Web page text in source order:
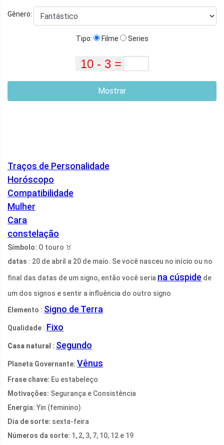
Gênero:
Tipo: Filme Series
Mostrar
Traços de Personalidade
Horóscopo
Compatibilidade
Mulher
Cara
constelação
Símbolo: O touro ♉
datas : 20 de abril a 20 de maio. Se você nasceu no início ou no
final das datas de um signo, então você seria na cúspide de
um dos signos e sentir a influência do outro signo
Elemento : Signo de Terra
Qualidade : Fixo
Casa natural : Segundo
Planeta Governante: Vênus
Frase chave: Eu estabeleço
Motivações: Segurança e Consistência
Energia: Yin (feminino)
Dia de sorte: sexta-feira
Números da sorte: 1, 2, 3, 7, 10, 12 e 19